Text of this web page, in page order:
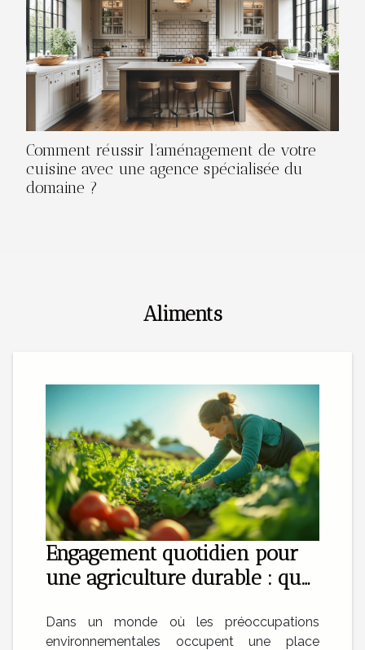
Comment réussir l’aménagement de votre
cuisine avec une agence spécialisée du
domaine ?
Aliments
Engagement quotidien pour
une agriculture durable : que
Dans un monde où les préoccupations
environnementales occupent une place